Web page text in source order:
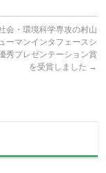
会・環境科学専攻の村山
ーマンインタフェースシ
秀プレゼンテーション賞
を受賞しました →